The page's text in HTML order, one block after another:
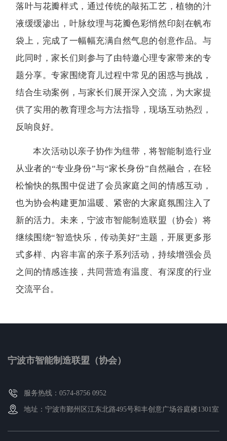
落叶与花瓣样式，通过传统的敲拓工艺，植物的汁
液缓缓渗出，叶脉纹理与花瓣色彩悄然印刻在帆布
袋上，完成了一幅幅充满自然气息的创意作品。与
此同时，家长们则参与了由特邀心理专家带来的专
题分享。专家围绕育儿过程中常见的困惑与挑战，
结合生动案例，与家长们展开深入交流，为大家提
供了实用的教育理念与方法指导，现场互动热烈，
反响良好。
本次活动以亲子协作为纽带，将智能制造行业
从业者的“专业身份”与“家长身份”自然融合，在轻
松愉快的氛围中促进了会员家庭之间的情感互动，
也为协会构建更加温暖、紧密的大家庭氛围注入了
新的活力。未来，宁波市智能制造联盟（协会）将
继续围绕“智造快乐，传动美好”主题，开展更多形
式多样、内容丰富的亲子系列活动，持续增强会员
之间的情感连接，共同营造有温度、有深度的行业
交流平台。
宁波市智能制造联盟（协会）
服务热线：0574-8756 0952
地址：宁波市鄞州区江东北路495号和丰创意广场谷庭楼1301室